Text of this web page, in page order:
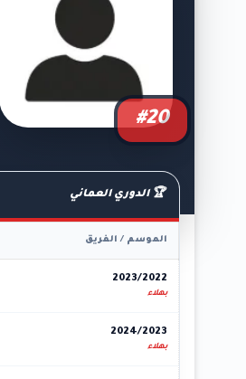
#20
🏆 الدوري العماني
الموسم / الفريق
2023/2022
بهلاء
2024/2023
بهلاء